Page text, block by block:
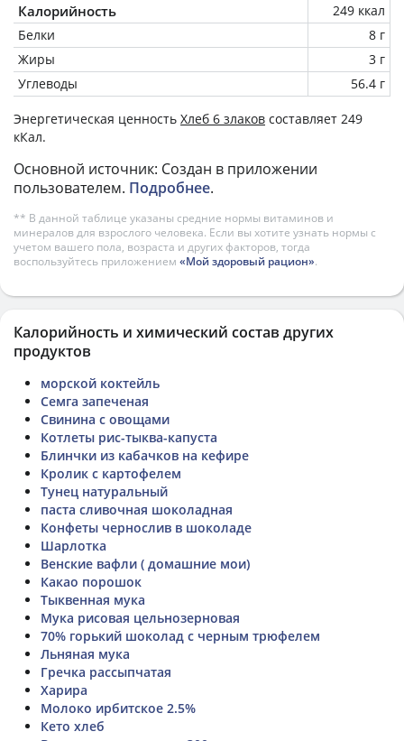
Калорийность
249 ккал
Белки
8 г
Жиры
3 г
Углеводы
56.4 г
Энергетическая ценность Хлеб 6 злаков составляет 249
кКал.
Основной источник: Создан в приложении
пользователем. Подробнее.
** В данной таблице указаны средние нормы витаминов и
минералов для взрослого человека. Если вы хотите узнать нормы с
учетом вашего пола, возраста и других факторов, тогда
воспользуйтесь приложением «Мой здоровый рацион».
Калорийность и химический состав других
продуктов
морской коктейль
Семга запеченая
Свинина с овощами
Котлеты рис-тыква-капуста
Блинчки из кабачков на кефире
Кролик с картофелем
Тунец натуральный
паста сливочная шоколадная
Конфеты чернослив в шоколаде
Шарлотка
Венские вафли ( домашние мои)
Какао порошок
Тыквенная мука
Мука рисовая цельнозерновая
70% горький шоколад с черным трюфелем
Льняная мука
Гречка рассыпчатая
Харира
Молоко ирбитское 2.5%
Кето хлеб